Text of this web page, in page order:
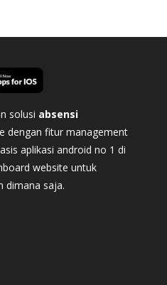
solusi absensi
dengan fitur management
aplikasi android no 1 di
website untuk
dimana saja.